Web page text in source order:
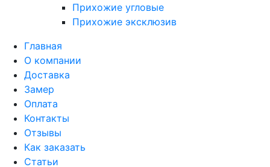
Прихожие угловые
Прихожие эксклюзив
Главная
О компании
Доставка
Замер
Оплата
Контакты
Отзывы
Как заказать
Статьи